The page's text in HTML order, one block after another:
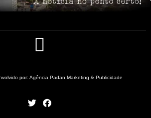
por: Agência Padan Marketing & Publicidade